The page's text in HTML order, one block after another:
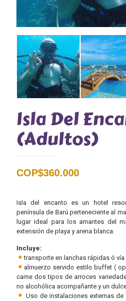
Isla Del
(Adultos)
COP$360.000
Isla del encanto es un hotel
península de Barú perteneciente al
lugar ideal para los amantes del
extensión de playa y arena blanca.
Incluye:
transporte en lanchas rápidas ó vía
almuerzo servido estilo buffet (
carne dos tipos de arroces
no alcohólica acompañante y un
Uso de instalaciones externas